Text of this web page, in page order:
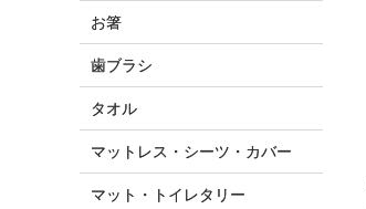
お箸
歯ブラシ
タオル
マットレス・シーツ・カバー
マット・トイレタリー